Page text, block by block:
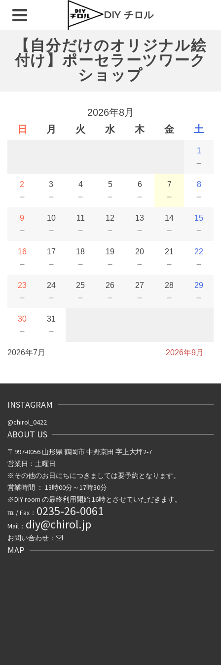
DIY チロル
【自分だけのオリジナル絵
付け】ポーセラーツワーク
ショップ
2026年8月
日
月 火 水 木 金 土
1
－
2
－
3
－
4
－
5
－
6
－
7
－
8
－
9
－
10
－
11
－
12
－
13
－
14
－
15
－
16
－
17
－
18
－
19
－
20
－
21
－
22
－
23
－
24
－
25
－
26
－
27
－
28
－
29
－
30
－
31
－
2026年7月 2026年9月
INSTAGRAM
@chirol_0422
ABOUT US
〒997-0056 山形県 鶴岡市 中野京田 字上大坪2-7
営業日：土曜日
※その他のお日にちにつきましては要予約となります。
営業時間 ： 13時00分～17時30分
※DIY room の最終利用開始 16時とさせていただきます。
℡ / Fax： 0235-26-0061
Mail： diy@chirol.jp
お問い合わせ：
MAP